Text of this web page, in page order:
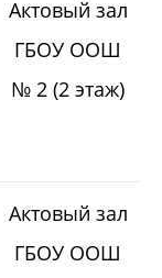
Актовый зал
ГБОУ ООШ
№ 2 (2 этаж)
Актовый зал
ГБОУ ООШ